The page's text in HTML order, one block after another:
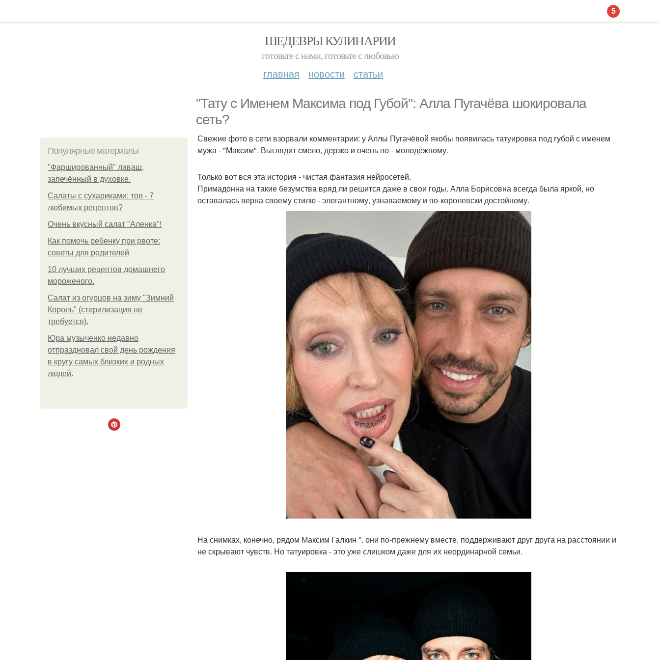
ШЕДЕВРЫ КУЛИНАРИИ
готовьте с нами, готовьте с любовью
главная новости статьи
"Тату с Именем Максима под Губой": Алла Пугачёва шокировала
сеть?
Популярные материалы
"Фаршированный" лаваш,
запечённый в духовке.
Салаты с сухариками: топ - 7
любимых рецептов?
Очень вкусный салат "Аленка"!
Как помочь ребенку при рвоте:
советы для родителей
10 лучших рецептов домашнего
мороженого.
Салат из огурцов на зиму "Зимний
Король" (стерилизация не
требуется).
Юра музыченко недавно
отпраздновал свой день рождения
в кругу самых близких и родных
людей.
Свежие фото в сети взорвали комментарии: у Аллы Пугачёвой якобы появилась татуировка под губой с именем
мужа - "Максим". Выглядит смело, дерзко и очень по - молодёжному.
Только вот вся эта история - чистая фантазия нейросетей.
Примадонна на такие безумства вряд ли решится даже в свои годы. Алла Борисовна всегда была яркой, но
оставалась верна своему стилю - элегантному, узнаваемому и по-королевски достойному.
На снимках, конечно, рядом Максим Галкин *. они по-прежнему вместе, поддерживают друг друга на расстоянии и
не скрывают чувств. Но татуировка - это уже слишком даже для их неординарной семьи.
5